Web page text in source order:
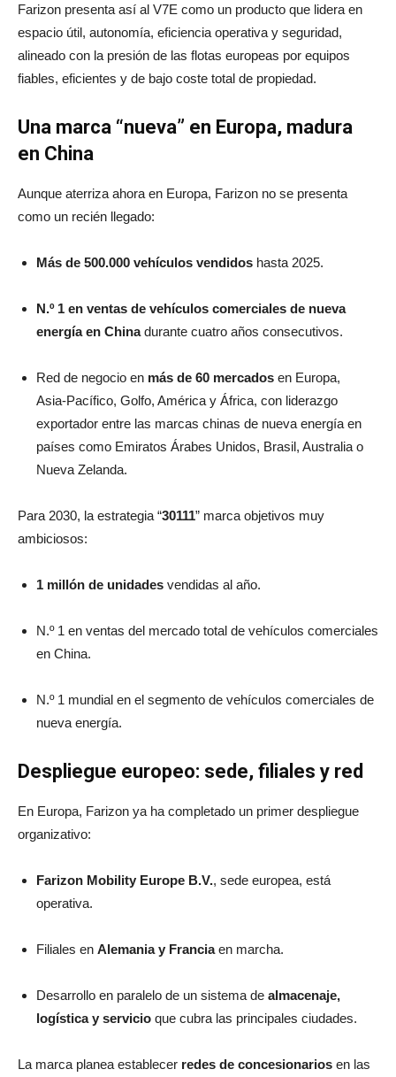
Farizon presenta así al V7E como un producto que lidera en
espacio útil, autonomía, eficiencia operativa y seguridad,
alineado con la presión de las flotas europeas por equipos
fiables, eficientes y de bajo coste total de propiedad.
Una marca “nueva” en Europa, madura
en China
Aunque aterriza ahora en Europa, Farizon no se presenta
como un recién llegado:
Más de 500.000 vehículos vendidos hasta 2025.
N.º 1 en ventas de vehículos comerciales de nueva
energía en Chinadurante cuatro años consecutivos.
Red de negocio en más de 60 mercados en Europa,
Asia‑Pacífico, Golfo, América y África, con liderazgo
exportador entre las marcas chinas de nueva energía en
países como Emiratos Árabes Unidos, Brasil, Australia o
Nueva Zelanda.
Para 2030, la estrategia “30111” marca objetivos muy
ambiciosos:
1 millón de unidades vendidas al año.
N.º 1 en ventas del mercado total de vehículos comerciales
en China.
N.º 1 mundial en el segmento de vehículos comerciales de
nueva energía.
Despliegue europeo: sede, filiales y red
En Europa, Farizon ya ha completado un primer despliegue
organizativo:
Farizon Mobility Europe B.V., sede europea, está
operativa.
Filiales en Alemania y Franciaen marcha.
Desarrollo en paralelo de un sistema de almacenaje,
logística y servicio que cubra las principales ciudades.
La marca planea establecer redes de concesionarios en las